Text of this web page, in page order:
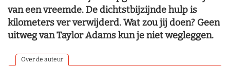
van een vreemde. De dichtstbijzijnde hulp is
kilometers ver verwijderd. Wat zou jij doen? Geen
uitweg van Taylor Adams kun je niet wegleggen.
Over de auteur